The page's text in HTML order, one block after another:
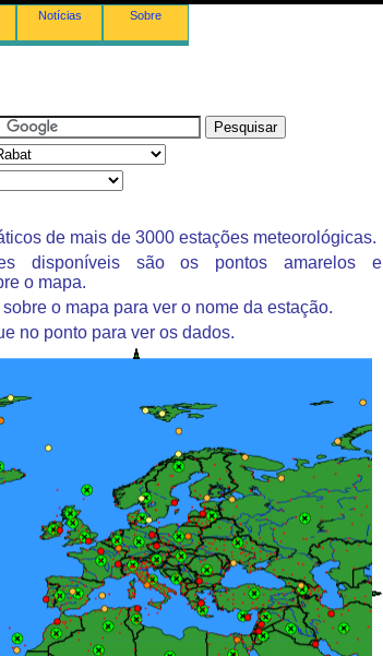
Notícias Sobre
de mais de 3000 estações meteorológicas.
disponíveis são os pontos amarelos e
o mapa.
sobre o mapa para ver o nome da estação.
no ponto para ver os dados.